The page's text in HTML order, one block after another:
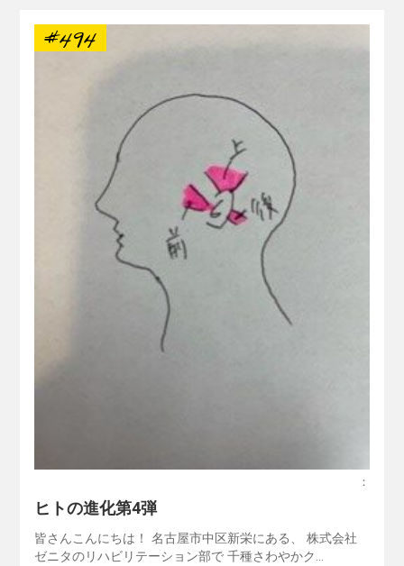
#494
：
ヒトの進化第4弾
皆さんこんにちは！ 名古屋市中区新栄にある、 株式会社
ゼニタのリハビリテーション部で 千種さわやかク…